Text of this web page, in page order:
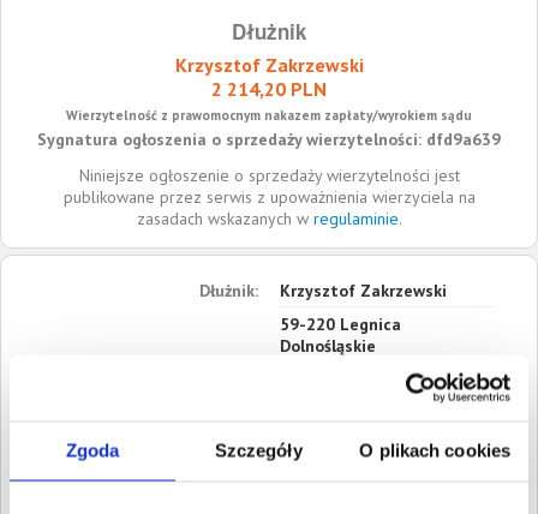
Zgoda Szczegóły O plikach cookies
Dłużnik
Krzysztof Zakrzewski
2 214,20 PLN
Wierzytelność z prawomocnym nakazem zapłaty/wyrokiem sądu
Sygnatura ogłoszenia o sprzedaży wierzytelności: dfd9a639
Niniejsze ogłoszenie o sprzedaży wierzytelności jest
publikowane przez serwis z upoważnienia wierzyciela na
zasadach wskazanych w regulaminie.
Dłużnik:
Krzysztof Zakrzewski
59-220 Legnica
Dolnośląskie
Data wymagalności:3 marca
2020